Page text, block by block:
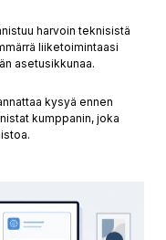
harvoin teknisistä
liiketoimintaasi
asetusikkunaa.
kysyä ennen
kumppanin, joka